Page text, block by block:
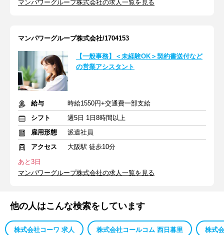
マンパワーグループ株式会社の求人一覧を見る
マンパワーグループ株式会社/1704153
【一般事務】＜未経験OK＞契約書送付など
の営業アシスタント
給与
時給1550円+交通費一部支給
シフト
週5日 1日8時間以上
雇用形態
派遣社員
アクセス
大阪駅 徒歩10分
あと3日
マンパワーグループ株式会社の求人一覧を見る
他の人はこんな検索をしています
株式会社コーワ 求人 株式会社コールコム 西日暮里 株式